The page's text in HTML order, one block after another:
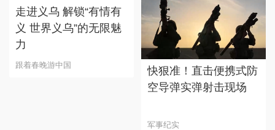
走进义乌 解锁“有情有
义 世界义乌”的无限魅
力
跟着春晚游中国
快狠准！直击便携式防
空导弹实弹射击现场
军事纪实